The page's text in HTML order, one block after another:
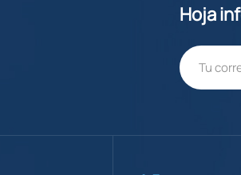
Hoja